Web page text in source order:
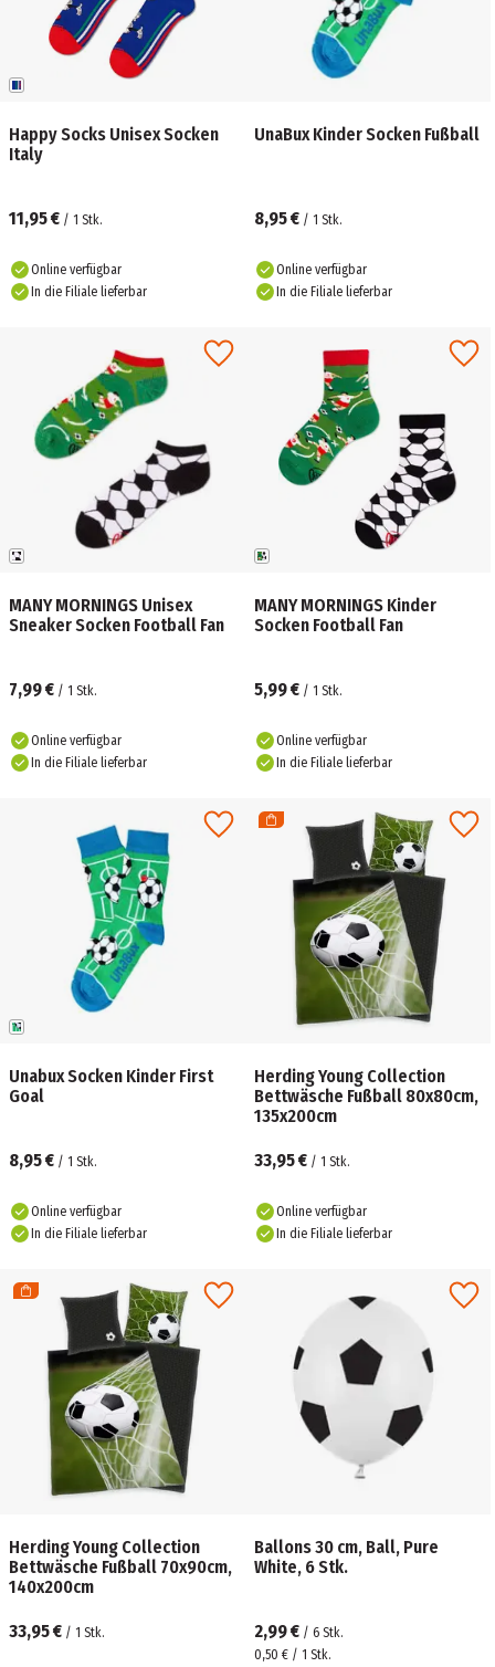
Happy Socks Unisex Socken
Italy
11,95 € / 1 Stk.
Online verfügbar
In die Filiale lieferbar
UnaBux Kinder Socken Fußball
8,95 € / 1 Stk.
Online verfügbar
In die Filiale lieferbar
MANY MORNINGS Unisex
Sneaker Socken Football Fan
7,99 € / 1 Stk.
Online verfügbar
In die Filiale lieferbar
MANY MORNINGS Kinder
Socken Football Fan
5,99 € / 1 Stk.
Online verfügbar
In die Filiale lieferbar
Unabux Socken Kinder First
Goal
8,95 € / 1 Stk.
Online verfügbar
In die Filiale lieferbar
Herding Young Collection
Bettwäsche Fußball 80x80cm,
135x200cm
33,95 € / 1 Stk.
Online verfügbar
In die Filiale lieferbar
Herding Young Collection
Bettwäsche Fußball 70x90cm,
140x200cm
33,95 € / 1 Stk.
Ballons 30 cm, Ball, Pure
White, 6 Stk.
2,99 € / 6 Stk.
0,50 € / 1 Stk.